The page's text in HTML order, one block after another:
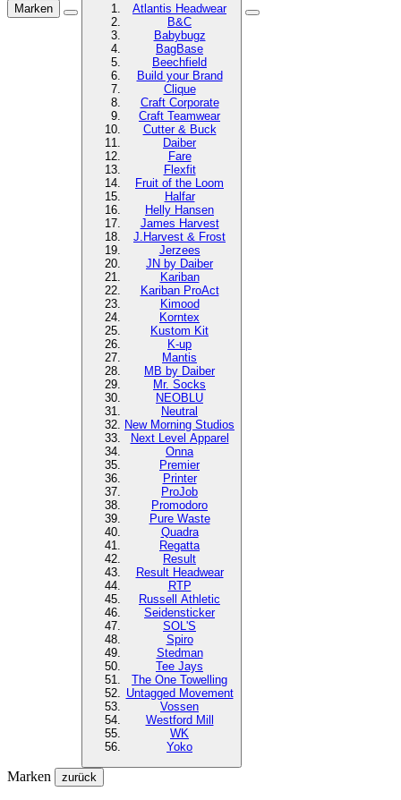
Marken
Atlantis Headwear
B&C
Babybugz
BagBase
Beechfield
Build your Brand
Clique
Craft Corporate
Craft Teamwear
Cutter & Buck
Daiber
Fare
Flexfit
Fruit of the Loom
Halfar
Helly Hansen
James Harvest
J.Harvest & Frost
Jerzees
JN by Daiber
Kariban
Kariban ProAct
Kimood
Korntex
Kustom Kit
K-up
Mantis
MB by Daiber
Mr. Socks
NEOBLU
Neutral
New Morning Studios
Next Level Apparel
Onna
Premier
Printer
ProJob
Promodoro
Pure Waste
Quadra
Regatta
Result
Result Headwear
RTP
Russell Athletic
Seidensticker
SOL'S
Spiro
Stedman
Tee Jays
The One Towelling
Untagged Movement
Vossen
Westford Mill
WK
Yoko
Marken zurück